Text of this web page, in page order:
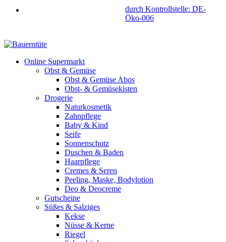
durch Kontrollstelle: DE-
Öko-006
Online Supermarkt
Obst & Gemüse
Obst & Gemüse Abos
Obst- & Gemüsekisten
Drogerie
Naturkosmetik
Zahnpflege
Baby & Kind
Seife
Sonnenschutz
Duschen & Baden
Haarpflege
Cremes & Seren
Peeling, Maske, Bodylotion
Deo & Deocreme
Gutscheine
Süßes & Salziges
Kekse
Nüsse & Kerne
Riegel